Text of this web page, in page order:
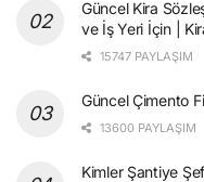
Güncel Kira
ve İş Yeri İçin |
15747 PAYLAŞIM
Güncel Çimento
13600 PAYLAŞIM
Kimler Şantiye